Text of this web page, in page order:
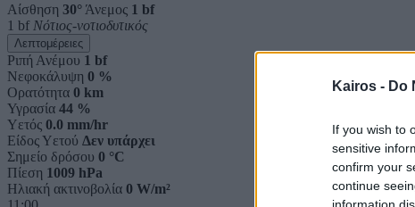
Kairos - Do
If you wish to
sensitive
confirm your
continue
information
Αίσθηση 30° Άνεμος 1 bf
1 bf Νότιος-νοτιοδυτικός
Λεπτομέρειες
Ριπή Ανέμου 1 bf
Νεφοκάλυψη 0 %
Ορατότητα 0 km
Υγρασία 44 %
Υετός 0.0 mm/hr
Είδος Υετού Δεν υπάρχει
Σημείο δρόσου 0 °C
Πίεση 1009 hPa
Ηλιακή ακτινοβολία 0 W/m²